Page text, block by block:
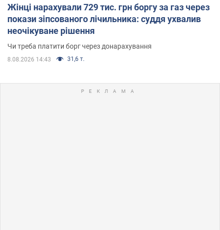
Жінці нарахували 729 тис. грн боргу за газ через
покази зіпсованого лічильника: суддя ухвалив
неочікуване рішення
Чи треба платити борг через донарахування
8.08.2026 14:43 31,6 т.